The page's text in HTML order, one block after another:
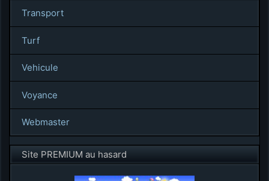
Transport
Turf
Vehicule
Voyance
Webmaster
Site PREMIUM au hasard